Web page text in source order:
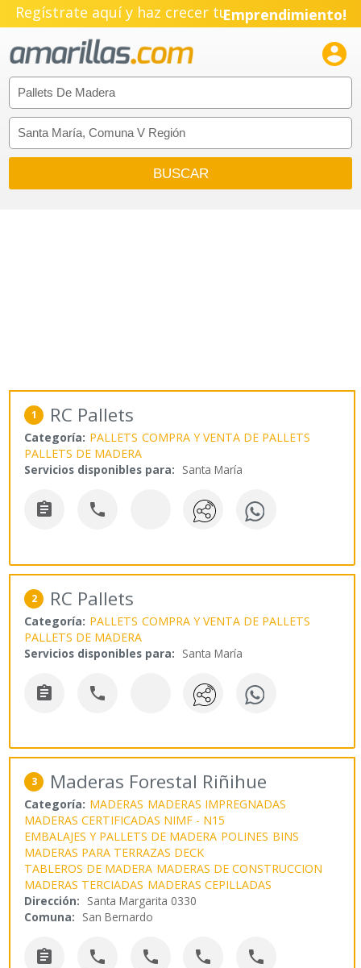
Regístrate aquí y haz crecer tuEmprendimiento!

1 RC Pallets
Categoría: PALLETS COMPRA Y VENTA DE PALLETS
PALLETS DE MADERA
Servicios disponibles para: Santa María
 
2 RC Pallets
Categoría: PALLETS COMPRA Y VENTA DE PALLETS
PALLETS DE MADERA
Servicios disponibles para: Santa María
 
3 Maderas Forestal Riñihue
Categoría: MADERAS MADERAS IMPREGNADAS
MADERAS CERTIFICADAS NIMF - N15
EMBALAJES Y PALLETS DE MADERA POLINES BINS
MADERAS PARA TERRAZAS DECK
TABLEROS DE MADERA MADERAS DE CONSTRUCCION
MADERAS TERCIADAS MADERAS CEPILLADAS
Dirección: Santa Margarita 0330
Comuna: San Bernardo
    